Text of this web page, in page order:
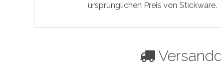
ursprünglichen Preis von Stickware.